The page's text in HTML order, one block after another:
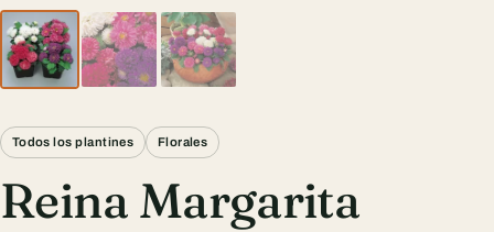
Todos los plantines Florales
Reina Margarita